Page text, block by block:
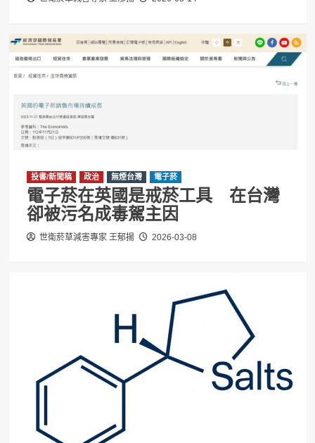
投書/新聞稿 政治 無煙台灣 電子菸
電子菸在英國是戒菸工具 在台灣
卻被污名成毒駕主因
世衛菸草減害專家 王郁揚 2026-03-08